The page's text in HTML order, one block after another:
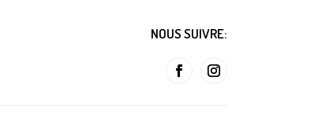
NOUS SUIVRE: